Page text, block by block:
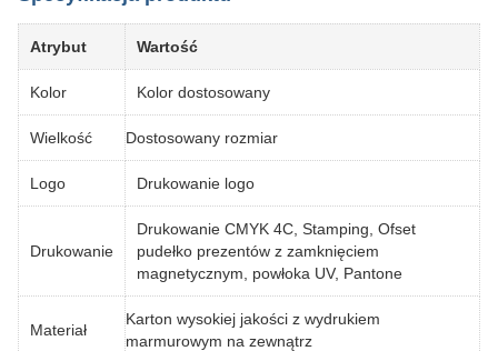
Atrybut Wartość
Kolor Kolor dostosowany
Wielkość Dostosowany rozmiar
Logo Drukowanie logo
Drukowanie
Drukowanie CMYK 4C, Stamping, Ofset
pudełko prezentów z zamknięciem
magnetycznym, powłoka UV, Pantone
Materiał
Karton wysokiej jakości z wydrukiem
marmurowym na zewnątrz